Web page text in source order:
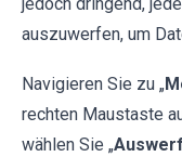
auszuwerfen, um
Navigieren Sie zu „
rechten Maustaste
wählen Sie „